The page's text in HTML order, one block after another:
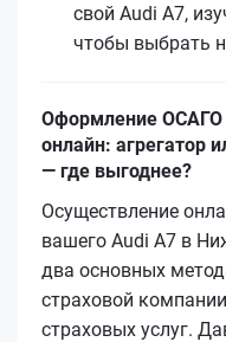
свой Audi A7,
чтобы выбрать
Оформление ОСАГО
онлайн: агрегатор
— где выгоднее?
Осуществление
вашего Audi A7 в
два основных
страховой
страховых услуг.